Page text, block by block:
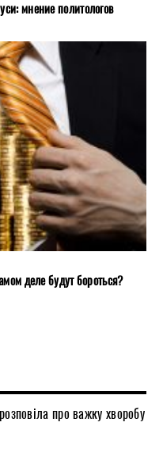
мнение политологов
деле будут бороться?
про важку хворобу